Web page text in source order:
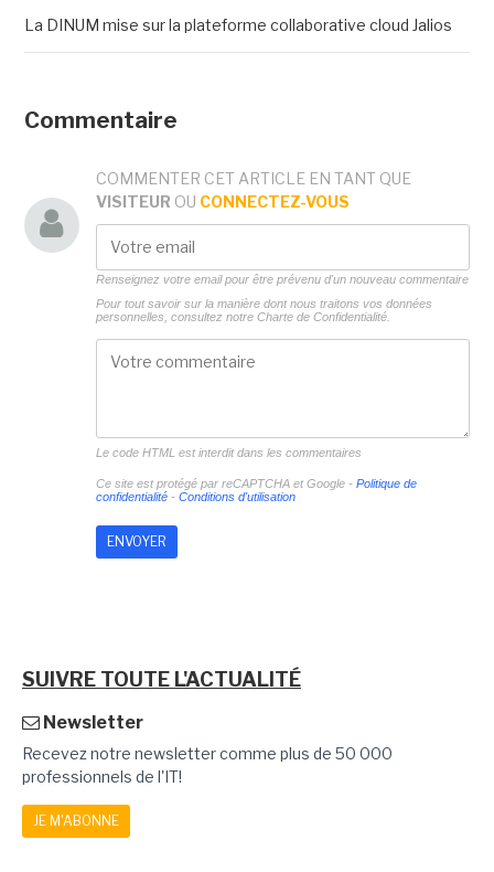
La DINUM mise sur la plateforme collaborative cloud Jalios
Commentaire
COMMENTER CET ARTICLE EN TANT QUE
VISITEUR OU CONNECTEZ-VOUS
Renseignez votre email pour être prévenu d'un nouveau commentaire
Pour tout savoir sur la manière dont nous traitons vos données
personnelles, consultez notre Charte de Confidentialité.
Le code HTML est interdit dans les commentaires
Ce site est protégé par reCAPTCHA et Google - Politique de
confidentialité- Conditions d'utilisation
SUIVRE TOUTE L'ACTUALITÉ
Newsletter
Recevez notre newsletter comme plus de 50 000
professionnels de l'IT!
JE M'ABONNE